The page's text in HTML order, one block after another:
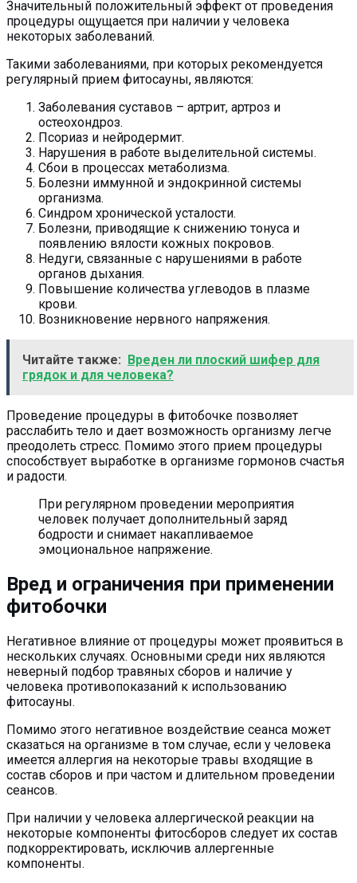
Значительный положительный эффект от проведения
процедуры ощущается при наличии у человека
некоторых заболеваний.
Такими заболеваниями, при которых рекомендуется
регулярный прием фитосауны, являются:
Заболевания суставов – артрит, артроз и
остеохондроз.
Псориаз и нейродермит.
Нарушения в работе выделительной системы.
Сбои в процессах метаболизма.
Болезни иммунной и эндокринной системы
организма.
Синдром хронической усталости.
Болезни, приводящие к снижению тонуса и
появлению вялости кожных покровов.
Недуги, связанные с нарушениями в работе
органов дыхания.
Повышение количества углеводов в плазме
крови.
Возникновение нервного напряжения.
Читайте также:
Вреден ли плоский шифер для
грядок и для человека?
Проведение процедуры в фитобочке позволяет
расслабить тело и дает возможность организму легче
преодолеть стресс. Помимо этого прием процедуры
способствует выработке в организме гормонов счастья
и радости.
При регулярном проведении мероприятия
человек получает дополнительный заряд
бодрости и снимает накапливаемое
эмоциональное напряжение.
Вред и ограничения при применении
фитобочки
Негативное влияние от процедуры может проявиться в
нескольких случаях. Основными среди них являются
неверный подбор травяных сборов и наличие у
человека противопоказаний к использованию
фитосауны.
Помимо этого негативное воздействие сеанса может
сказаться на организме в том случае, если у человека
имеется аллергия на некоторые травы входящие в
состав сборов и при частом и длительном проведении
сеансов.
При наличии у человека аллергической реакции на
некоторые компоненты фитосборов следует их состав
подкорректировать, исключив аллергенные
компоненты.